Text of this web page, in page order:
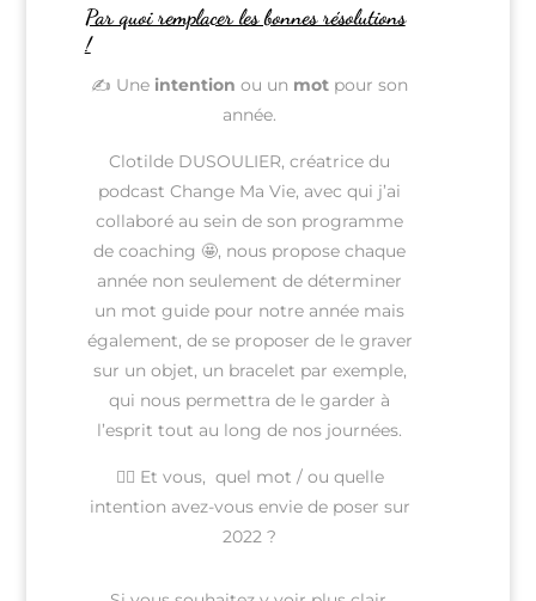
Par quoi remplacer les bonnes résolutions
!
✍️ Une intention ou un mot pour son
année.
Clotilde DUSOULIER, créatrice du
podcast Change Ma Vie, avec qui j’ai
collaboré au sein de son programme
de coaching 🤩, nous propose chaque
année non seulement de déterminer
un mot guide pour notre année mais
également, de se proposer de le graver
sur un objet, un bracelet par exemple,
qui nous permettra de le garder à
l’esprit tout au long de nos journées.
🧏‍♀️ Et vous, quel mot / ou quelle
intention avez-vous envie de poser sur
2022 ?